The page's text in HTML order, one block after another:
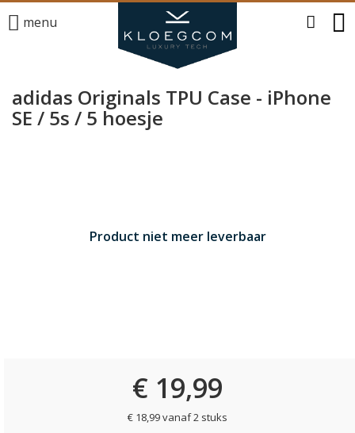
menu
adidas Originals TPU Case - iPhone
SE / 5s / 5 hoesje
Product niet meer leverbaar
€ 19,99
€ 18,99 vanaf 2 stuks